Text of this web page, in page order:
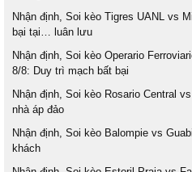
Nhận định, Soi kèo Tigres UANL vs
bại tại… luân lưu
Nhận định, Soi kèo Operario
8/8: Duy trì mạch bất bại
Nhận định, Soi kèo Rosario Central
nhà áp đảo
Nhận định, Soi kèo Balompie vs
khách